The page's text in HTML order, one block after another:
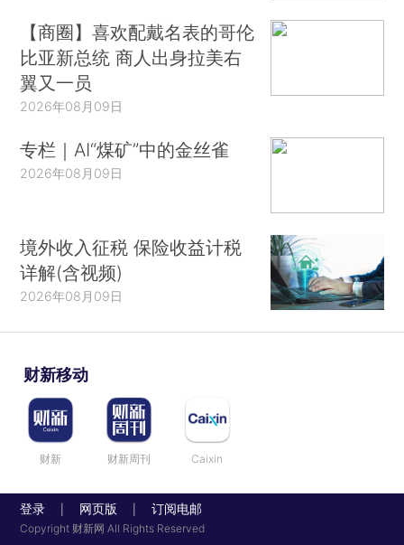
【商圈】喜欢配戴名表的哥伦
比亚新总统 商人出身拉美右
翼又一员
2026年08月09日
专栏｜AI“煤矿”中的金丝雀
2026年08月09日
境外收入征税 保险收益计税
详解(含视频)
2026年08月09日
财新移动
财新 财新周刊 Caixin
登录 网页版 订阅电邮
Copyright 财新网 All Rights Reserved